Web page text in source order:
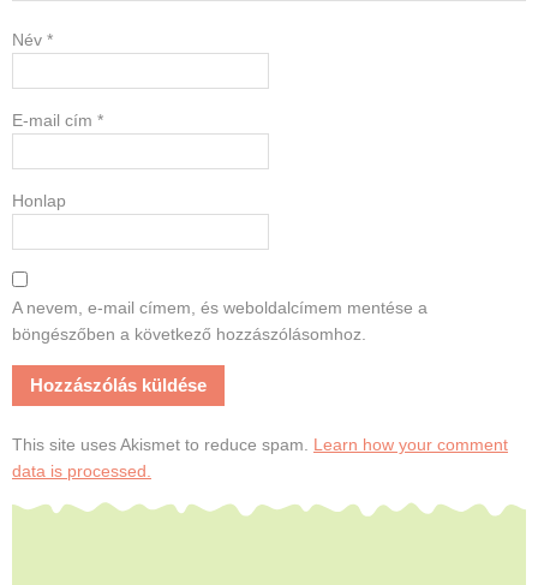
Név *
E-mail cím *
Honlap
A nevem, e-mail címem, és weboldalcímem mentése a
böngészőben a következő hozzászólásomhoz.
This site uses Akismet to reduce spam. Learn how your comment
data is processed.